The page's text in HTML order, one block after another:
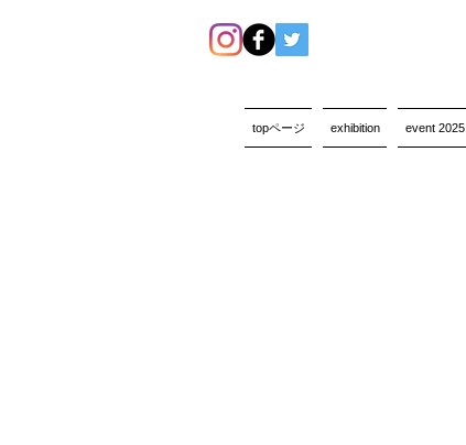
topページ exhibition event 2025